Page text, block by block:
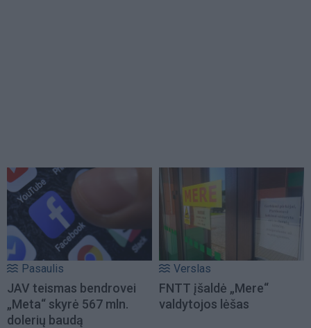
Pasaulis
JAV teismas bendrovei
„Meta“ skyrė 567 mln.
dolerių baudą
Verslas
FNTT įšaldė „Mere“
valdytojos lėšas